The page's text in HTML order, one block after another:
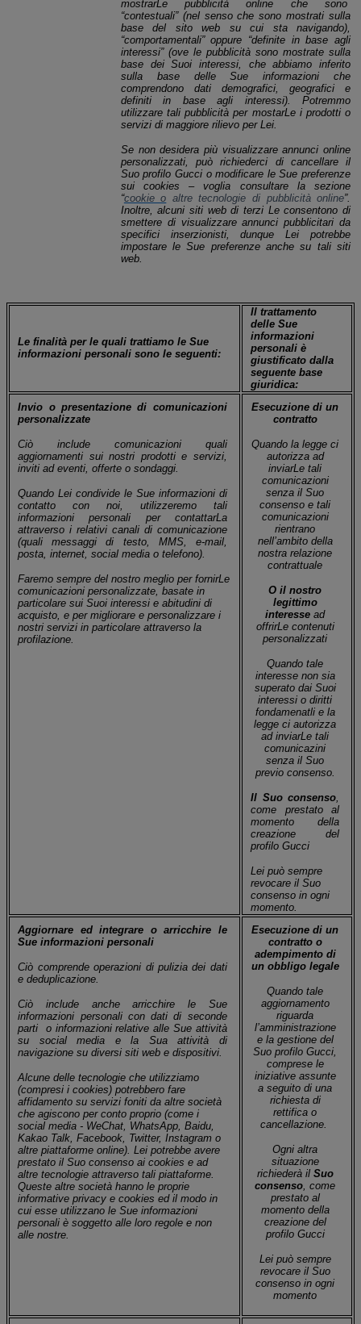
mostrarLe pubblicità online che sono
“contestuali” (nel senso che sono mostrati sulla
base del sito web su cui sta navigando),
“comportamentali” oppure “definite in base agli
interessi” (ove le pubblicità sono mostrate sulla
base dei Suoi interessi, che abbiamo inferito
sulla base delle Sue informazioni che
comprendono dati demografici, geografici e
definiti in base agli interessi). Potremmo
utilizzare tali pubblicità per mostarLe i prodotti o
servizi di maggiore rilievo per Lei.
Se non desidera più visualizzare annunci online
personalizzati, può richiederci di cancellare il
Suo profilo Gucci o modificare le Sue preferenze
sui cookies – voglia consultare la sezione
“cookie o altre tecnologie di pubblicità online”.
Inoltre, alcuni siti web di terzi Le consentono di
smettere di visualizzare annunci pubblicitari da
specifici inserzionisti, dunque Lei potrebbe
impostare le Sue preferenze anche su tali siti
web.
Le finalità per le quali trattiamo le Sue
informazioni personali sono le seguenti:
Il trattamento
delle Sue
informazioni
personali è
giustificato dalla
seguente base
giuridica:
Invio o presentazione di comunicazioni
personalizzate
Ciò include comunicazioni quali
aggiornamenti sui nostri prodotti e servizi,
inviti ad eventi, offerte o sondaggi.
Quando Lei condivide le Sue informazioni di
contatto con noi, utilizzeremo tali
informazioni personali per contattarLa
attraverso i relativi canali di comunicazione
(quali messaggi di testo, MMS, e-mail,
posta, internet, social media o telefono).
Faremo sempre del nostro meglio per fornirLe
comunicazioni personalizzate, basate in
particolare sui Suoi interessi e abitudini di
acquisto, e per migliorare e personalizzare i
nostri servizi in particolare attraverso la
profilazione.
Esecuzione di un
contratto
Quando la legge ci
autorizza ad
inviarLe tali
comunicazioni
senza il Suo
consenso e tali
comunicazioni
rientrano
nell’ambito della
nostra relazione
contrattuale
O il nostro
legittimo
interessead
offrirLe contenuti
personalizzati
Quando tale
interesse non sia
superato dai Suoi
interessi o diritti
fondamenatli e la
legge ci autorizza
ad inviarLe tali
comunicazini
senza il Suo
previo consenso.
Il Suo consenso,
come prestato al
momento della
creazione del
profilo Gucci
Lei può sempre
revocare il Suo
consenso in ogni
momento.
Aggiornare ed integrare o arricchire le
Sue informazioni personali
Ciò comprende operazioni di pulizia dei dati
e deduplicazione.
Ciò include anche arricchire le Sue
informazioni personali con dati di seconde
parti
o informazioni relative alle Sue attività
su social media e la Sua attività di
navigazione su diversi siti web e dispositivi.
Alcune delle tecnologie che utilizziamo
(compresi i cookies) potrebbero fare
affidamento su servizi foniti da altre società
che agiscono per conto proprio (come i
social media - WeChat, WhatsApp, Baidu,
Kakao Talk, Facebook, Twitter, Instagram o
altre piattaforme online). Lei potrebbe avere
prestato il Suo consenso ai cookies e ad
altre tecnologie attraverso tali piattaforme.
Queste altre società hanno le proprie
informative privacy e cookies ed il modo in
cui esse utilizzano le Sue informazioni
personali è soggetto alle loro regole e non
alle nostre.
Esecuzione di un
contratto o
adempimento di
un obbligo legale
Quando tale
aggiornamento
riguarda
l’amministrazione
e la gestione del
Suo profilo Gucci,
comprese le
iniziative assunte
a seguito di una
richiesta di
rettifica o
cancellazione.
Ogni altra
situazione
richiederà il Suo
consenso, come
prestato al
momento della
creazione del
profilo Gucci
Lei può sempre
revocare il Suo
consenso in ogni
momento